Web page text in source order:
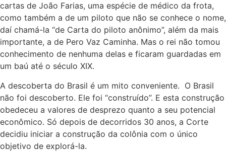
cartas de João Farias, uma espécie de médico da frota,
como também a de um piloto que não se conhece o nome,
daí chamá-la “de Carta do piloto anônimo”, além da mais
importante, a de Pero Vaz Caminha. Mas o rei não tomou
conhecimento de nenhuma delas e ficaram guardadas em
um baú até o século XIX.
A descoberta do Brasil é um mito conveniente. O Brasil
não foi descoberto. Ele foi “construído”. E esta construção
obedeceu a valores de desprezo quanto a seu potencial
econômico. Só depois de decorridos 30 anos, a Corte
decidiu iniciar a construção da colônia com o único
objetivo de explorá-la.